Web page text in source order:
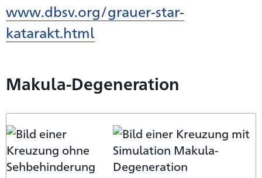
www.dbsv.org/grauer-star-
katarakt.html
Makula-Degeneration